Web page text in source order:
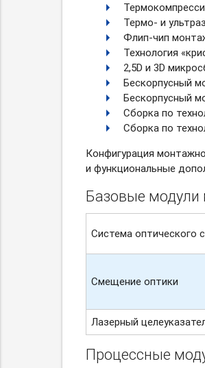
Термо- и
Флип-чип
Технология
2,5D и 3D
Бескорпусный
Бескорпусный
Сборка по
Сборка по
Конфигурация
и функциональные
Базовые модули
Система оптического
Смещение оптики
Лазерный
Процессные